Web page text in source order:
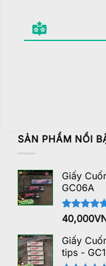
SẢN PHẨM NỔI
Giấy
GC06A
Được xếp
hạng
5 sao
40,000
Giấy
tips -